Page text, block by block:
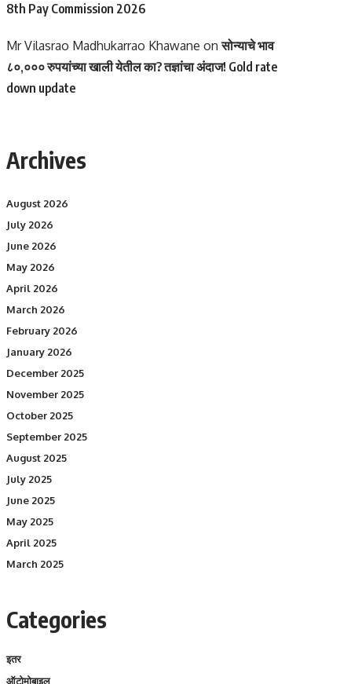
8th Pay Commission 2026
Mr Vilasrao Madhukarrao Khawane onसोन्याचे भाव
८०,००० रुपयांच्या खाली येतील का? तज्ञांचा अंदाज! Gold rate
down update
Archives
August 2026
July 2026
June 2026
May 2026
April 2026
March 2026
February 2026
January 2026
December 2025
November 2025
October 2025
September 2025
August 2025
July 2025
June 2025
May 2025
April 2025
March 2025
Categories
इतर
ऑटोमोबाइल